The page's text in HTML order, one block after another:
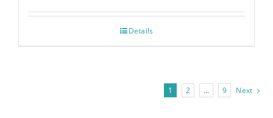
Details
1 2 … 9 Next